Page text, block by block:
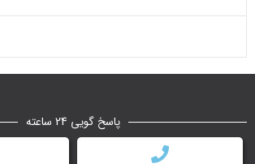
پاسخ گویی 24 ساعته